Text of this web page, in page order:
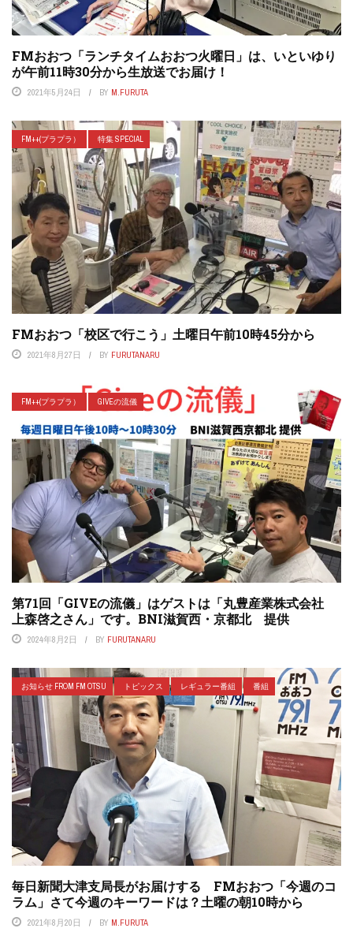
FMおおつ「ランチタイムおおつ火曜日」は、いといゆり
が午前11時30分から生放送でお届け！
2021年5月24日 BY M.FURUTA
FM++(プラプラ） 特集 SPECIAL
FMおおつ「校区で行こう」土曜日午前10時45分から
2021年8月27日 BY FURUTANARU
FM++(プラプラ） GIVEの流儀
第71回「GIVEの流儀」はゲストは「丸豊産業株式会社
上森啓之さん」です。BNI滋賀西・京都北 提供
2024年8月2日 BY FURUTANARU
お知らせ FROM FM OTSU トピックス レギュラー番組 番組
毎日新聞大津支局長がお届けする FMおおつ「今週のコ
ラム」さて今週のキーワードは？土曜の朝10時から
2021年8月20日 BY M.FURUTA